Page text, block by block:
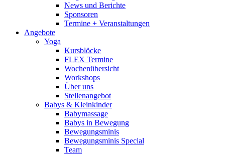
News und Berichte
Sponsoren
Termine + Veranstaltungen
Angebote
Yoga
Kursblöcke
FLEX Termine
Wochenübersicht
Workshops
Über uns
Stellenangebot
Babys & Kleinkinder
Babymassage
Babys in Bewegung
Bewegungsminis
Bewegungsminis Special
Team